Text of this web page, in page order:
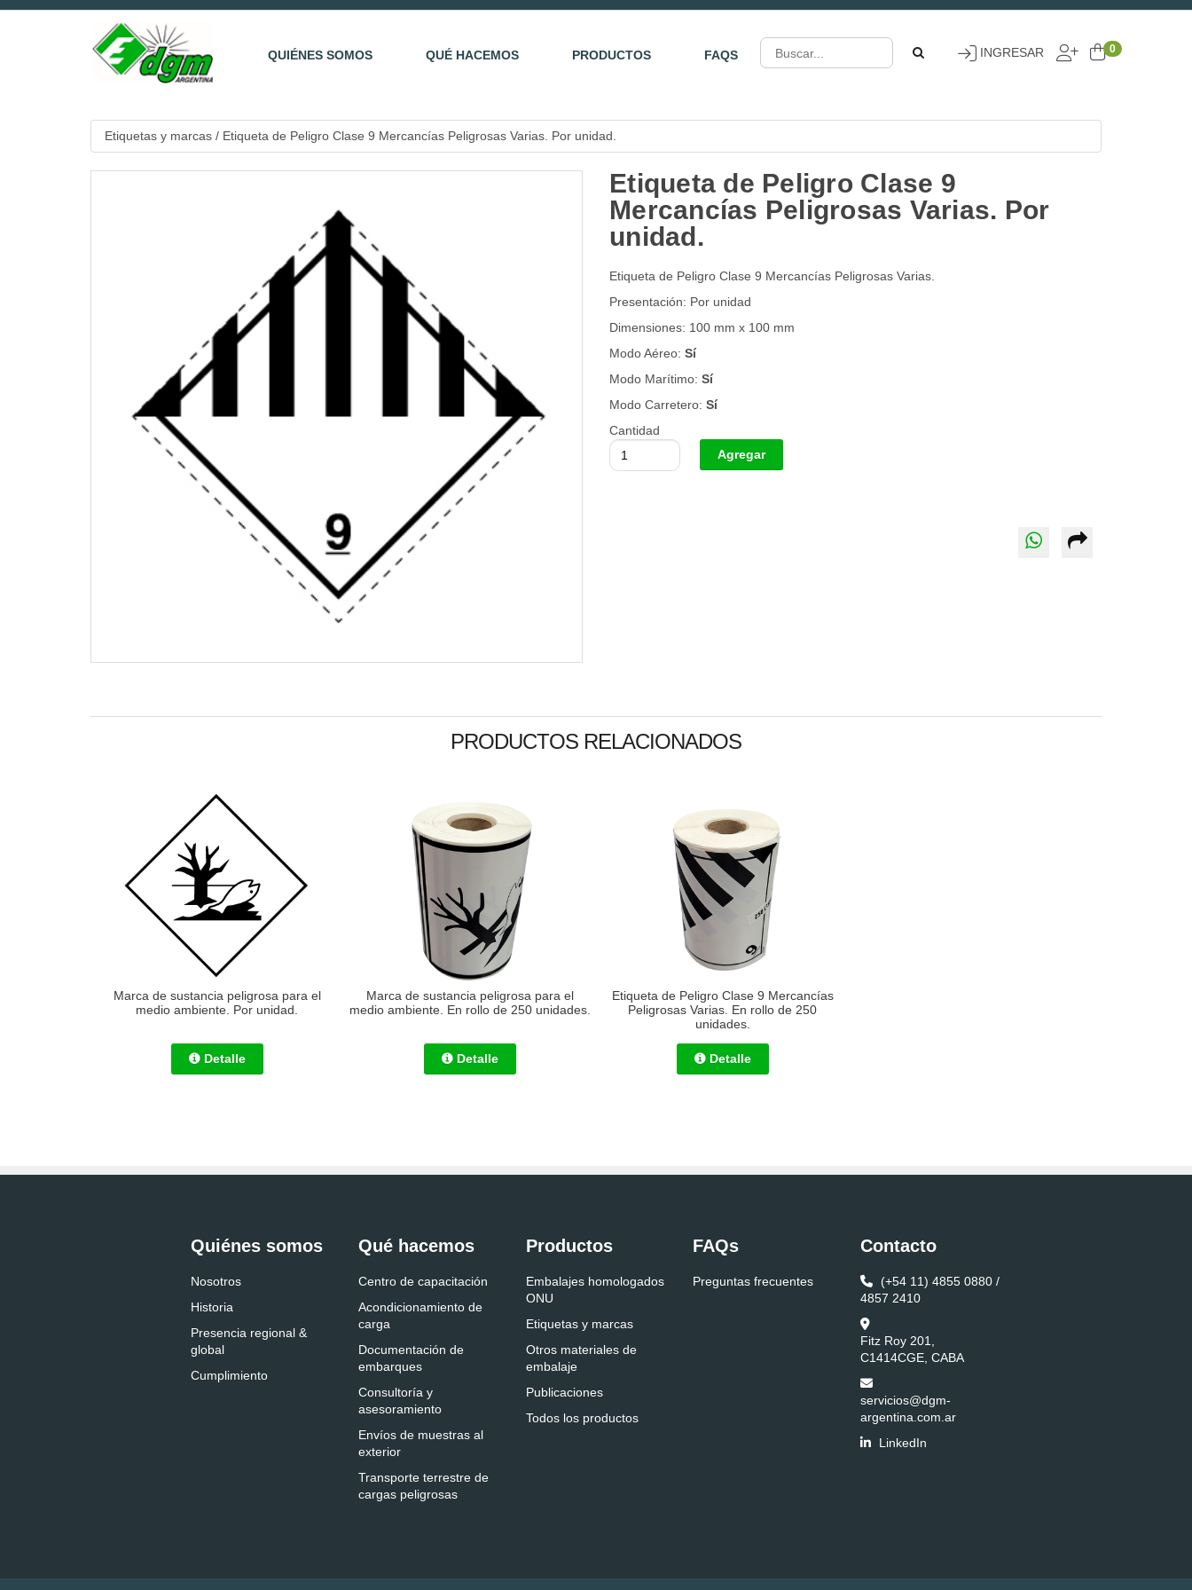
INGRESAR 0
PRODUCTOS
QUIÉNES SOMOS QUÉ HACEMOS FAQS
Etiquetas y marcas / Etiqueta de Peligro Clase 9 Mercancías Peligrosas Varias. Por unidad.
Etiqueta de Peligro Clase 9
Mercancías Peligrosas Varias. Por
unidad.
Etiqueta de Peligro Clase 9 Mercancías Peligrosas Varias.
Presentación: Por unidad
Dimensiones: 100 mm x 100 mm
Modo Aéreo: Sí
Modo Marítimo: Sí
Modo Carretero: Sí
Cantidad
PRODUCTOS RELACIONADOS
Marca de sustancia peligrosa para el
medio ambiente. Por unidad.
Detalle
Marca de sustancia peligrosa para el
medio ambiente. En rollo de 250 unidades.
Detalle
Etiqueta de Peligro Clase 9 Mercancías
Peligrosas Varias. En rollo de 250
unidades.
Detalle
Quiénes somos
Nosotros
Historia
Presencia regional &
global
Cumplimiento
Qué hacemos
Centro de capacitación
Acondicionamiento de
carga
Documentación de
embarques
Consultoría y
asesoramiento
Envíos de muestras al
exterior
Transporte terrestre de
cargas peligrosas
Productos
Embalajes homologados
ONU
Etiquetas y marcas
Otros materiales de
embalaje
Publicaciones
Todos los productos
FAQs
Preguntas frecuentes
Contacto
(+54 11) 4855 0880 /
4857 2410
Fitz Roy 201,
C1414CGE, CABA
servicios@dgm-
argentina.com.ar
LinkedIn